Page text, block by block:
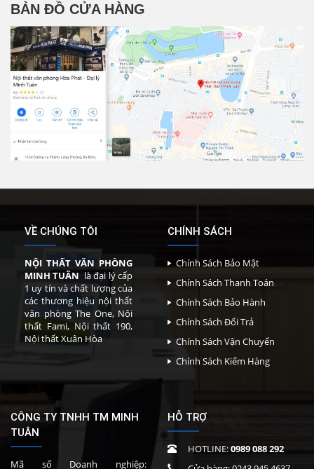
BẢN ĐỒ CỬA HÀNG
VỀ CHÚNG TÔI
NỘI THẤT VĂN PHÒNG
MINH TUÂN là đại lý cấp
1 uy tín và chất lượng của
các thương hiệu nội thất
văn phòng The One, Nội
thất Fami, Nội thất 190,
Nội thất Xuân Hòa
CHÍNH SÁCH
Chính Sách Bảo Mật
Chính Sách Thanh Toán
Chính Sách Bảo Hành
Chính Sách Đổi Trả
Chính Sách Vận Chuyển
Chính Sách Kiểm Hàng
CÔNG TY TNHH TM MINH
TUÂN
Mã số Doanh nghiệp:
HỖ TRỢ
HOTLINE:0989 088 292